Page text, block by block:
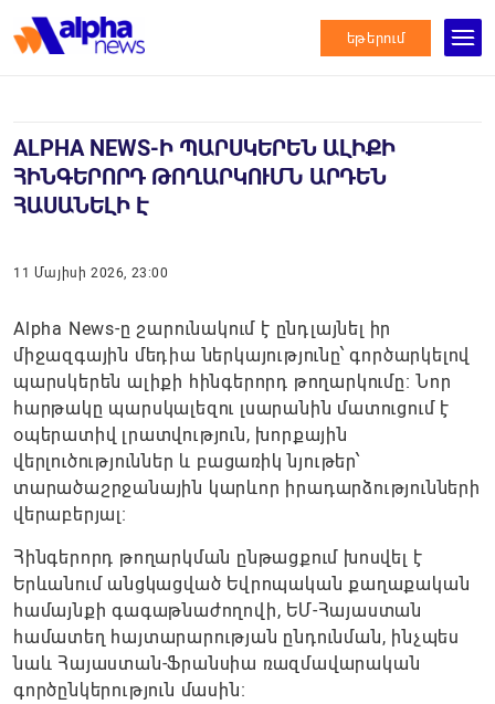
եթերում
ALPHA NEWS-Ի ՊԱՐՍԿԵՐԵՆ ԱԼԻՔԻ
ՀԻՆԳԵՐՈՐԴ ԹՈՂԱՐԿՈՒՄՆ ԱՐԴԵՆ
ՀԱՍԱՆԵԼԻ Է
11 Մայիսի 2026, 23:00
Alpha News-ը շարունակում է ընդլայնել իր
միջազգային մեդիա ներկայությունը՝ գործարկելով
պարսկերեն ալիքի հինգերորդ թողարկումը։ Նոր
հարթակը պարսկալեզու լսարանին մատուցում է
օպերատիվ լրատվություն, խորքային
վերլուծություններ և բացառիկ նյութեր՝
տարածաշրջանային կարևոր իրադարձությունների
վերաբերյալ։
Հինգերորդ թողարկման ընթացքում խոսվել է
Երևանում անցկացված Եվրոպական քաղաքական
համայնքի գագաթնաժողովի, ԵՄ-Հայաստան
համատեղ հայտարարության ընդունման, ինչպես
նաև Հայաստան-Ֆրանսիա ռազմավարական
գործընկերություն մասին։